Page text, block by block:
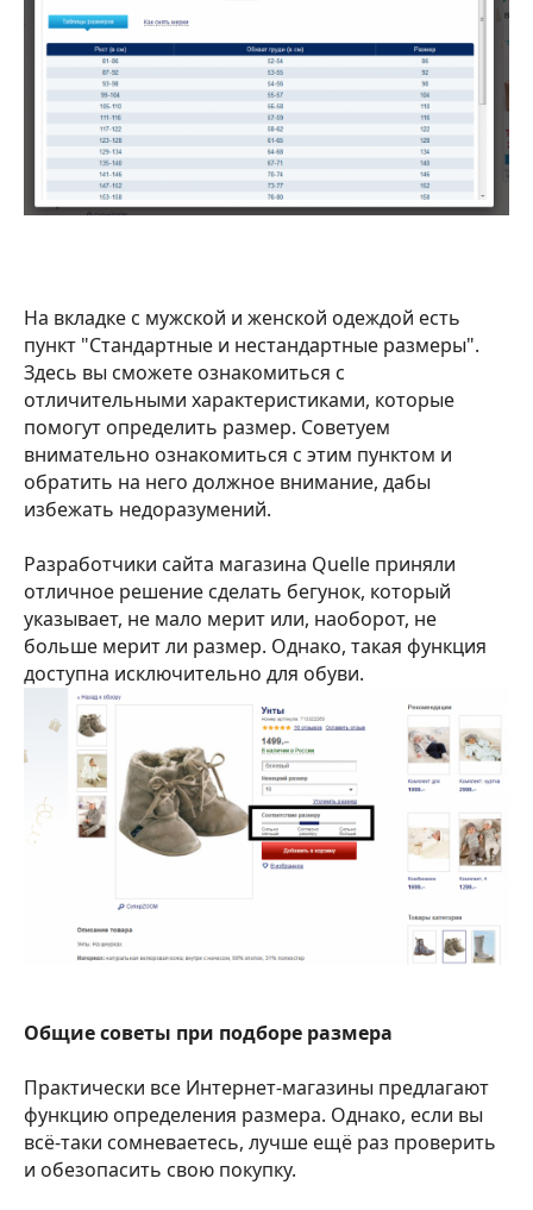
На вкладке с мужской и женской одеждой есть
пункт "Стандартные и нестандартные размеры".
Здесь вы сможете ознакомиться с
отличительными характеристиками, которые
помогут определить размер. Советуем
внимательно ознакомиться с этим пунктом и
обратить на него должное внимание, дабы
избежать недоразумений.
Разработчики сайта магазина Quelle приняли
отличное решение сделать бегунок, который
указывает, не мало мерит или, наоборот, не
больше мерит ли размер. Однако, такая функция
доступна исключительно для обуви.
Общие советы при подборе размера
Практически все Интернет-магазины предлагают
функцию определения размера. Однако, если вы
всё-таки сомневаетесь, лучше ещё раз проверить
и обезопасить свою покупку.